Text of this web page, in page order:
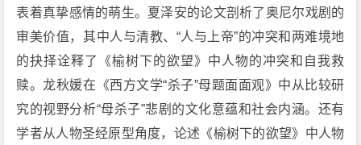
表着真挚感情的萌生。夏泽安的论文剖析了奥尼尔戏剧的
审美价值，其中人与清教、“人与上帝”的冲突和两难境地
的抉择诠释了《榆树下的欲望》中人物的冲突和自我救
赎。龙秋媛在《西方文学“杀子”母题面面观》中从比较研
究的视野分析“母杀子”悲剧的文化意蕴和社会内涵。还有
学者从人物圣经原型角度，论述《榆树下的欲望》中人物